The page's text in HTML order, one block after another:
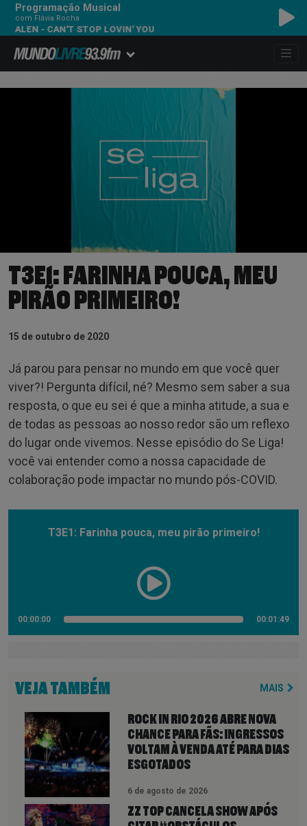
Programação Musical
com Flávia Rocha
- CAN'T STOP LOVIN' YOU
T3E1: FARINHA POUCA, MEU
PIRÃO PRIMEIRO!
15 de outubro de 2020
Já parou para pensar no mundo em que você quer
viver?! Pergunta difícil, né? Mesmo sem saber a sua
resposta, o que eu sei é que a minha atitude, a sua e
de todas as pessoas ao nosso redor são um reflexo
do lugar onde vivemos. Nesse episódio do Se Liga!
você vai entender como a nossa capacidade de
colaboração pode impactar no mundo pós-COVID.
T3E1: Farinha pouca, meu pirão primeiro!
00:00:00 00:01:49
VEJA TAMBÉM MAIS
ROCK IN RIO 2026 ABRE NOVA
CHANCE PARA FÃS: INGRESSOS
VOLTAM À VENDA ATÉ PARA DIAS
ESGOTADOS
6 de agosto de 2026
ZZ TOP CANCELA SHOW APÓS